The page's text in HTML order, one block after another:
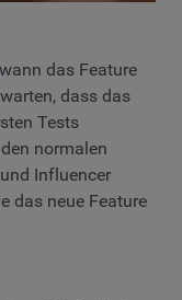
das Feature
dass das
Tests
normalen
Influencer
das neue Feature